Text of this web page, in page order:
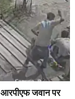
जवान पर